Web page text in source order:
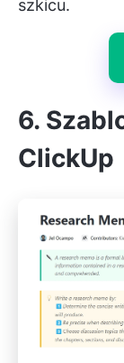
szkicu.
6.
ClickUp